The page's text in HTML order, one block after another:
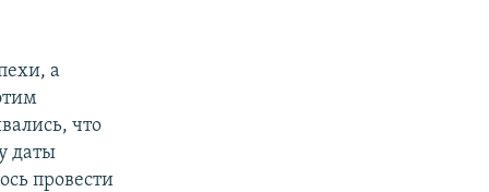
а
что
даты
провести